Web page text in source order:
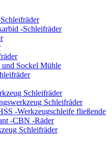
-Schleifräder
und Sockel Mühle
Schleifräder
Schleifräder
-Werkzeugschleife fließende
-CBN -Räder
Schleifräder